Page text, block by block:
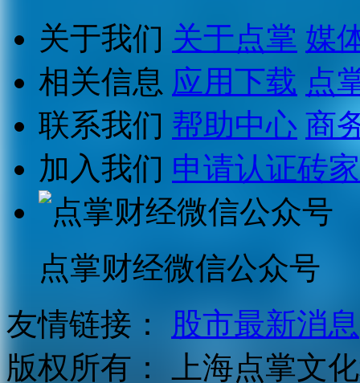
关于我们 关于点掌 媒
相关信息 应用下载 点
联系我们 帮助中心 商
加入我们 申请认证砖家
点掌财经微信公众号
友情链接：
股市最新消息
版权所有：
上海点掌文